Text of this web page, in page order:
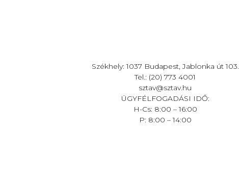
Székhely: 1037 Budapest, Jablonka út 103.
Tel.: (20) 773 4001
sztav@sztav.hu
ÜGYFÉLFOGADÁSI IDŐ:
H-Cs: 8:00 – 16:00
P: 8:00 – 14:00